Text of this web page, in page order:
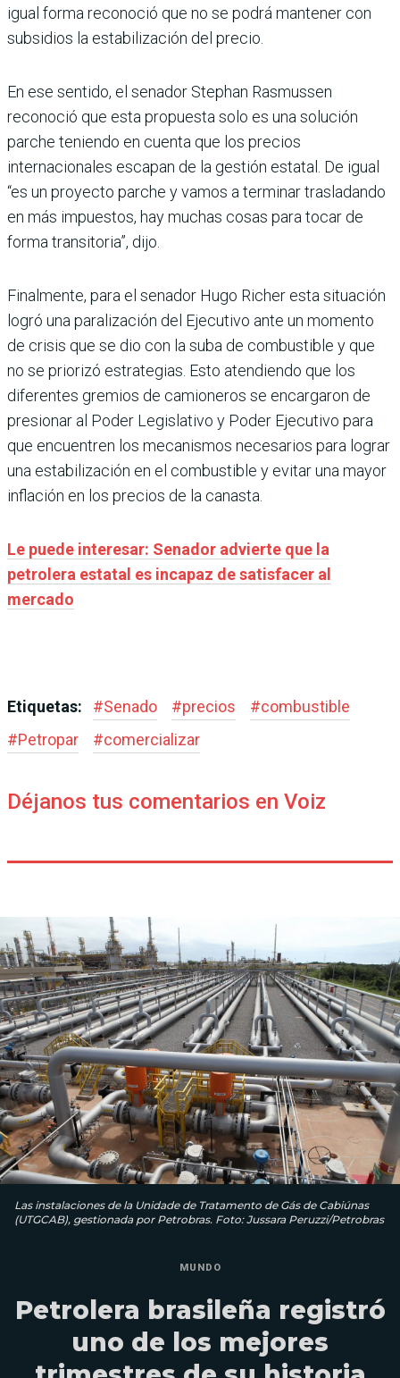
igual forma reconoció que no se podrá mantener con
subsidios la estabilización del precio.
En ese sentido, el senador Stephan Rasmussen
reconoció que esta propuesta solo es una solución
parche teniendo en cuenta que los precios
internacionales escapan de la gestión estatal. De igual
“es un proyecto parche y vamos a terminar trasladando
en más impuestos, hay muchas cosas para tocar de
forma transitoria”, dijo.
Finalmente, para el senador Hugo Richer esta situación
logró una paralización del Ejecutivo ante un momento
de crisis que se dio con la suba de combustible y que
no se priorizó estrategias. Esto atendiendo que los
diferentes gremios de camioneros se encargaron de
presionar al Poder Legislativo y Poder Ejecutivo para
que encuentren los mecanismos necesarios para lograr
una estabilización en el combustible y evitar una mayor
inflación en los precios de la canasta.
Le puede interesar: Senador advierte que la
petrolera estatal es incapaz de satisfacer al
mercado
Etiquetas: #Senado #precios #combustible
#Petropar #comercializar
Déjanos tus comentarios en Voiz
Las instalaciones de la Unidade de Tratamento de Gás de Cabiúnas
(UTGCAB), gestionada por Petrobras. Foto: Jussara Peruzzi/Petrobras
MUNDO
Petrolera brasileña registró
uno de los mejores